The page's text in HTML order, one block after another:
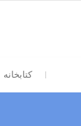
کتابخانه